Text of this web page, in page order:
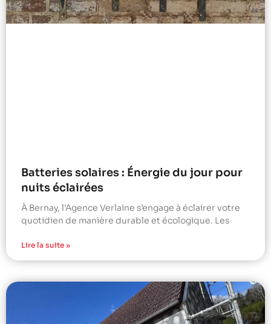
Batteries solaires : Énergie du jour pour
nuits éclairées
À Bernay, l’Agence Verlaine s’engage à éclairer votre
quotidien de manière durable et écologique. Les
Lire la suite »